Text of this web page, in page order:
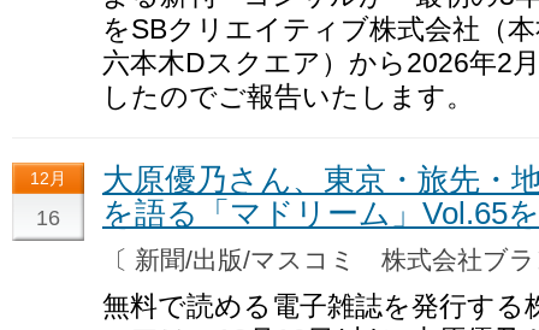
をSBクリエイティブ株式会社（
六本木Dスクエア）から2026年2
したのでご報告いたします。
12月
16
大原優乃さん、東京・旅先・
を語る「マドリーム」Vol.65
〔 新聞/出版/マスコミ 株式会社ブ
無料で読める電子雑誌を発行す